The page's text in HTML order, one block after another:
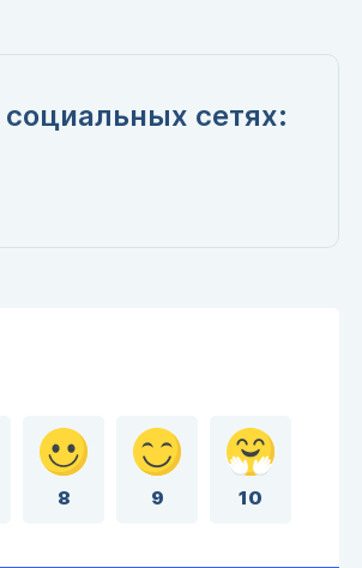
сетях:
8 9 10